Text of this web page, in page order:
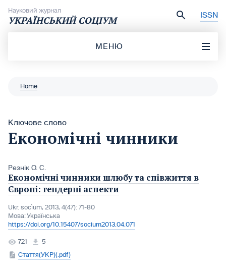
Науковий журнал
УКРАЇНСЬКИЙ СОЦІУМ ISSN
МЕНЮ
Home
Ключове слово
Економічні чинники
Резнік О. С.
Економічні чинники шлюбу та співжиття в
Європі: гендерні аспекти
Ukr. socìum, 2013, 4(47): 71-80
Мова:Українська
https://doi.org/10.15407/socium2013.04.071
721
5
Стаття(УКР)(.pdf)